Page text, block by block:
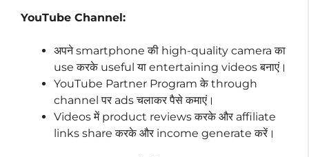
YouTube Channel:
अपने smartphone की high-quality camera का
use करके useful या entertaining videos बनाएं।
YouTube Partner Program के through
channel पर ads चलाकर पैसे कमाएं।
Videos में product reviews करके और affiliate
links share करके और income generate करें।